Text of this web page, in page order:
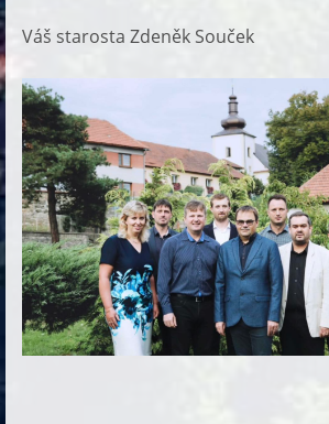
Váš starosta Zdeněk Souček